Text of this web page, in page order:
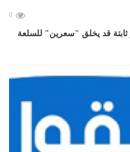
0
ثابتة قد يخلق "سعرين" للسلعة